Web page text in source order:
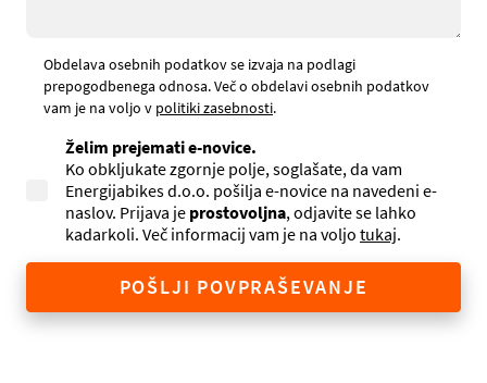
Obdelava osebnih podatkov se izvaja na podlagi
prepogodbenega odnosa. Več o obdelavi osebnih podatkov
vam je na voljo v politiki zasebnosti.
Želim prejemati e-novice.
Ko obkljukate zgornje polje, soglašate, da vam
Energijabikes d.o.o. pošilja e-novice na navedeni e-
naslov. Prijava je prostovoljna, odjavite se lahko
kadarkoli. Več informacij vam je na voljo tukaj.
POŠLJI POVPRAŠEVANJE